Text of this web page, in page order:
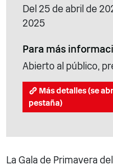
Del 25 de abril de
2025
Para más
Abierto al público,
Más detalles (se
pestaña)
La Gala de Primavera